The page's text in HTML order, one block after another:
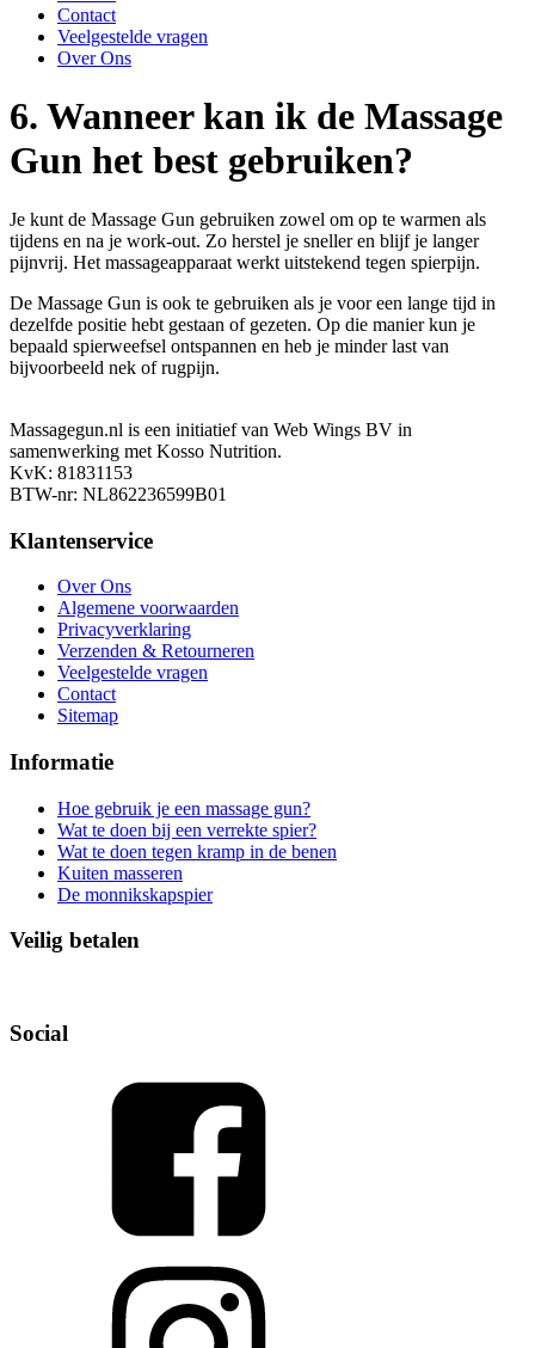
Contact
Veelgestelde vragen
Over Ons
6. Wanneer kan ik de Massage
Gun het best gebruiken?
Je kunt de Massage Gun gebruiken zowel om op te warmen als
tijdens en na je work-out. Zo herstel je sneller en blijf je langer
pijnvrij. Het massageapparaat werkt uitstekend tegen spierpijn.
De Massage Gun is ook te gebruiken als je voor een lange tijd in
dezelfde positie hebt gestaan of gezeten. Op die manier kun je
bepaald spierweefsel ontspannen en heb je minder last van
bijvoorbeeld nek of rugpijn.
Massagegun.nl is een initiatief van Web Wings BV in
samenwerking met Kosso Nutrition.
KvK: 81831153
BTW-nr: NL862236599B01
Klantenservice
Over Ons
Algemene voorwaarden
Privacyverklaring
Verzenden & Retourneren
Veelgestelde vragen
Contact
Sitemap
Informatie
Hoe gebruik je een massage gun?
Wat te doen bij een verrekte spier?
Wat te doen tegen kramp in de benen
Kuiten masseren
De monnikskapspier
Veilig betalen
Social